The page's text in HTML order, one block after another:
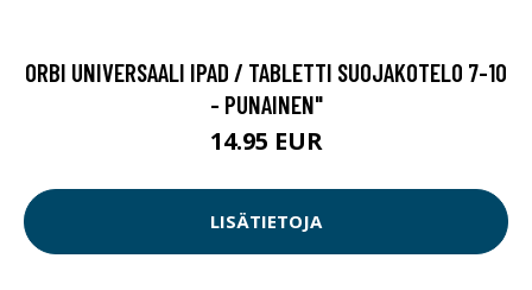
ORBI UNIVERSAALI IPAD / TABLETTI SUOJAKOTELO 7-10
- PUNAINEN"
14.95 EUR
LISÄTIETOJA